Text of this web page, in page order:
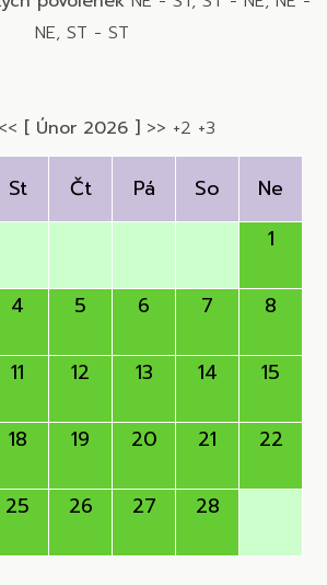
NE, ST - ST
<< [ Únor 2026 ] >> +2 +3
St Čt Pá So
Ne
1
4 5 6 7 8
11 12 13 14 15
18 19 20 21 22
25 26 27 28